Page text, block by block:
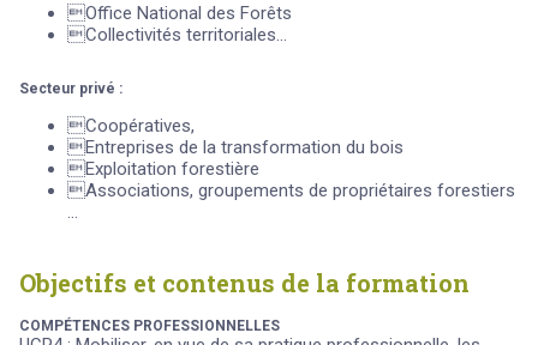
Office National des Forêts
Collectivités territoriales...
Secteur privé :
Coopératives,
Entreprises de la transformation du bois
Exploitation forestière
Associations, groupements de propriétaires forestiers
...
Objectifs et contenus de la formation
COMPÉTENCES PROFESSIONNELLES